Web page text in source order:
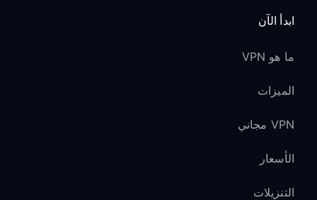
ابدأ الآن
ما هو VPN
الميزات
VPN مجاني
الأسعار
التنزيلات